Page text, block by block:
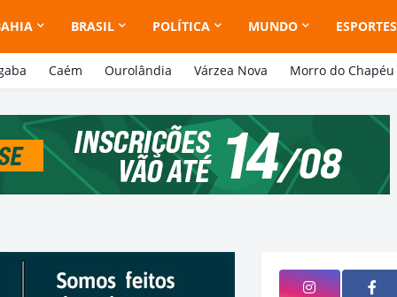
BRASIL POLÍTICA MUNDO ESPORTES
Caém Ourolândia Várzea Nova Morro do Chapéu